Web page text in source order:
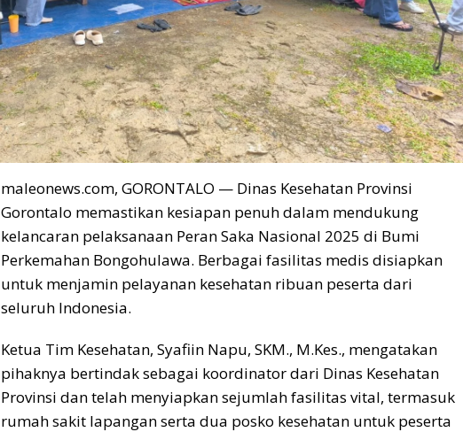
maleonews.com, GORONTALO — Dinas Kesehatan Provinsi
Gorontalo memastikan kesiapan penuh dalam mendukung
kelancaran pelaksanaan Peran Saka Nasional 2025 di Bumi
Perkemahan Bongohulawa. Berbagai fasilitas medis disiapkan
untuk menjamin pelayanan kesehatan ribuan peserta dari
seluruh Indonesia.
Ketua Tim Kesehatan, Syafiin Napu, SKM., M.Kes., mengatakan
pihaknya bertindak sebagai koordinator dari Dinas Kesehatan
Provinsi dan telah menyiapkan sejumlah fasilitas vital, termasuk
rumah sakit lapangan serta dua posko kesehatan untuk peserta